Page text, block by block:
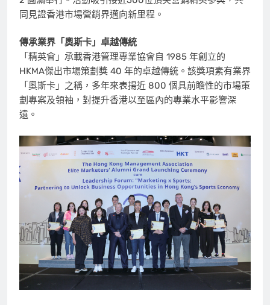
同見證香港市場營銷界邁向新里程。
傳承業界「奧斯卡」卓越傳統
「精英會」承載香港管理專業協會自 1985 年創立的
HKMA傑出市場策劃獎 40 年的卓越傳統。該獎項素有業界
「奧斯卡」之稱，多年來表揚近 800 個具前瞻性的市場策
劃專案及領袖，對提升香港以至區內的專業水平影響深
遠。